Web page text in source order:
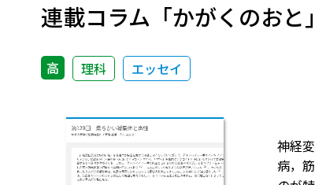
連載コラム「かがくのお
高 理科 エッセイ
神経
病，